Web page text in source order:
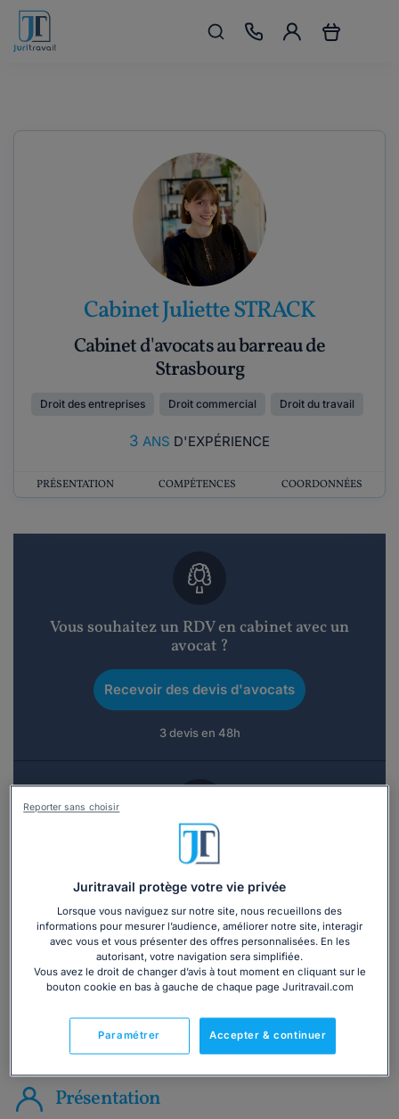
Cabinet Juliette STRACK
Cabinet d'avocats au barreau de
Strasbourg
Droit des entreprises Droit commercial Droit du travail
3 ANS D'EXPÉRIENCE
PRÉSENTATION COMPÉTENCES COORDONNÉES
Vous souhaitez un RDV en cabinet avec un
avocat ?
Recevoir des devis d'avocats
3 devis en 48h
Vous souhaitez une consultation par
Consulter immédiatement
ou appelez le01 75 75 42 33(8h à 21h du lundi au
vendredi)
Vous êtes avocat ?
Présentation
Juritravail protège votre vie privée
Lorsque vous naviguez sur notre site, nous recueillons des
informations pour mesurer l’audience, améliorer notre site, interagir
avec vous et vous présenter des offres personnalisées. En les
autorisant, votre navigation sera simplifiée.
Vous avez le droit de changer d’avis à tout moment en cliquant sur le
bouton cookie en bas à gauche de chaque page Juritravail.com
Accepter & continuer
Paramétrer
Reporter sans choisir